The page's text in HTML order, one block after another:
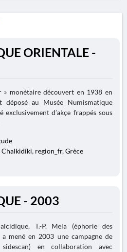
ORIENTALE -
» monétaire découvert en 1938 en
déposé au Musée Numismatique
exclusivement d’akçe frappés sous
region_fr, Grèce
- 2003
T.-P. Mela (éphorie des
mené en 2003 une campagne de
sidescan) en collaboration avec